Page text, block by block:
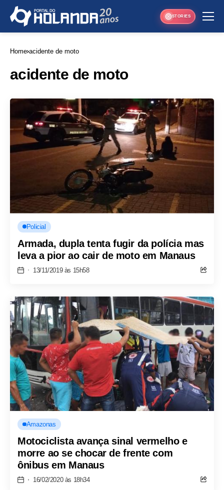
STORIES
Home acidente de moto
acidente de moto
Policial
Armada, dupla tenta fugir da polícia mas
leva a pior ao cair de moto em Manaus
13/11/2019 às 15h58
Amazonas
Motociclista avança sinal vermelho e
morre ao se chocar de frente com
ônibus em Manaus
16/02/2020 às 18h34